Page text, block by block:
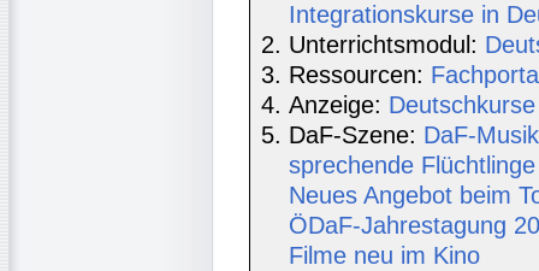
Integrationskurse in
Unterrichtsmodul:
Ressourcen:
Anzeige:
DaF-Szene: DaF-
sprechende
Neues Angebot beim
ÖDaF-Jahrestagung
Filme neu im Kino